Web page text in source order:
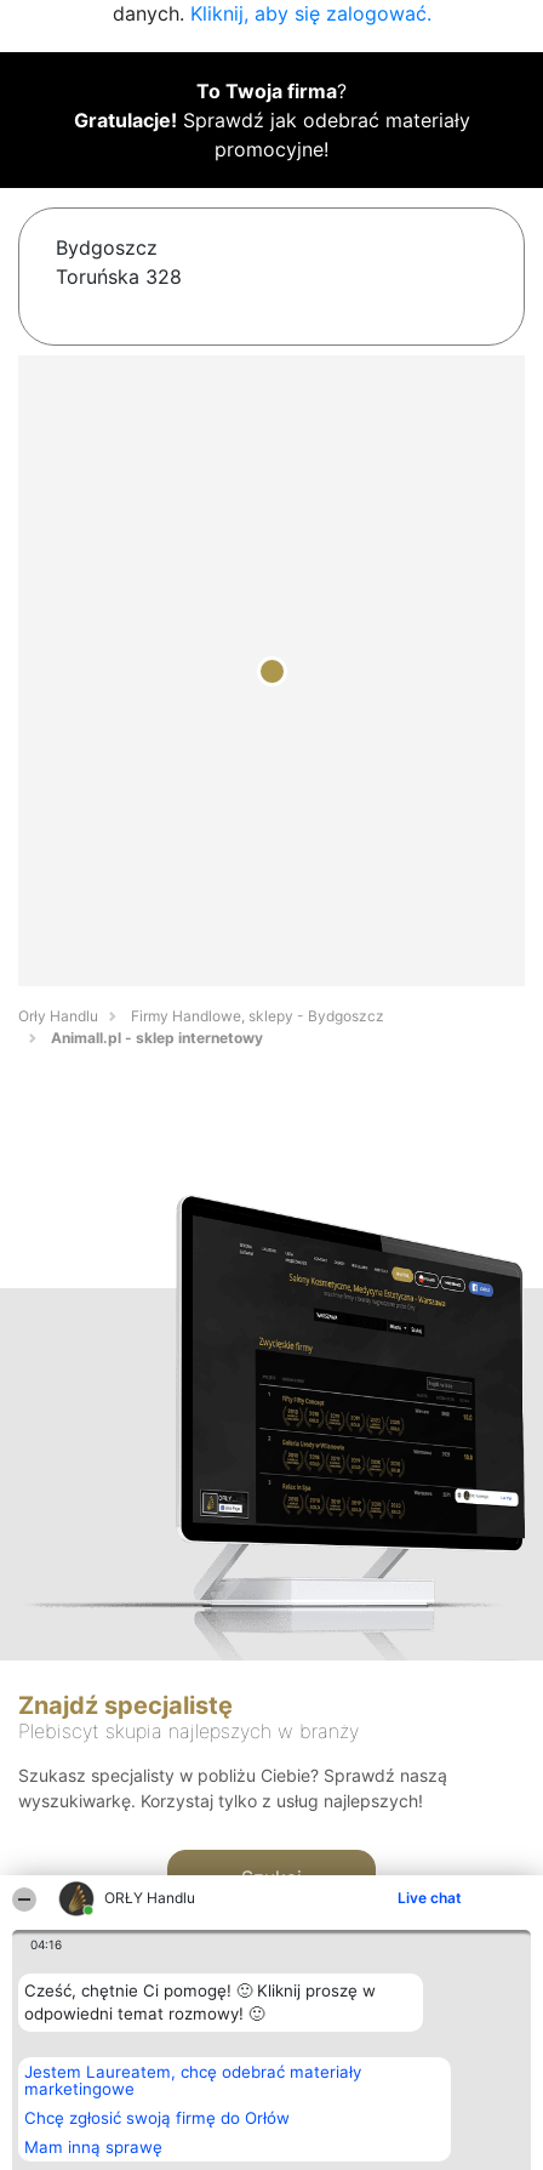
ORŁY Handlu Live chat
04:16
Cześć, chętnie Ci pomogę! 🙂 Kliknij proszę w
odpowiedni temat rozmowy! 🙂
Jestem Laureatem, chcę odebrać materiały
marketingowe
Chcę zgłosić swoją firmę do Orłów
Mam inną sprawę
danych. Kliknij, aby się zalogować.
To Twoja firma?
Gratulacje! Sprawdź jak odebrać materiały
promocyjne!
Bydgoszcz
Toruńska 328
Orły Handlu
Firmy Handlowe, sklepy - Bydgoszcz
Animall.pl - sklep internetowy
Znajdź specjalistę
Plebiscyt skupia najlepszych w branży
Szukasz specjalisty w pobliżu Ciebie? Sprawdź naszą
wyszukiwarkę. Korzystaj tylko z usług najlepszych!
Szukaj
Organizator plebiscytu
Bright Side Solutions sp. z o.
o. sp. k.
ul. Ruska 22
Wrocław 50-079
KRS 0000749100 | Regon
381313360 | NIP 8943132676
Plebiscyt
Laureaci
wszystkich
Laureatów
Regulamin
Kontakt
Kontakt